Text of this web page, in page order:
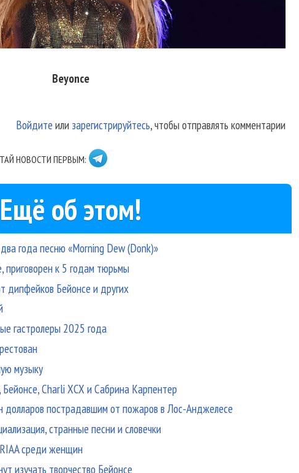
Beyonce
Войдите или зарегистрируйтесь, чтобы отправлять комментарии
НОВОСТИ ПЕРВЫМ:
Ещё об этом!
года песню «Morning Dew (Donk)»
приговорен к 5 годам тюрьмы
дипфейков Бейонсе и других
гастролеры 2025 года
музыку
Charli XCX и Сабрина Карпентер
долларов пострадавшим от пожаров в Лос-Анджелесе
странные песни и словечки
среди женщин
изучать творчество Бейонсе